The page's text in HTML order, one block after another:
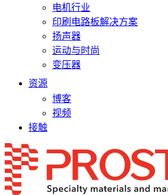
电机行业
印刷电路板解决方案
扬声器
运动与时尚
变压器
资源
博客
视频
接触
Skip
to
content